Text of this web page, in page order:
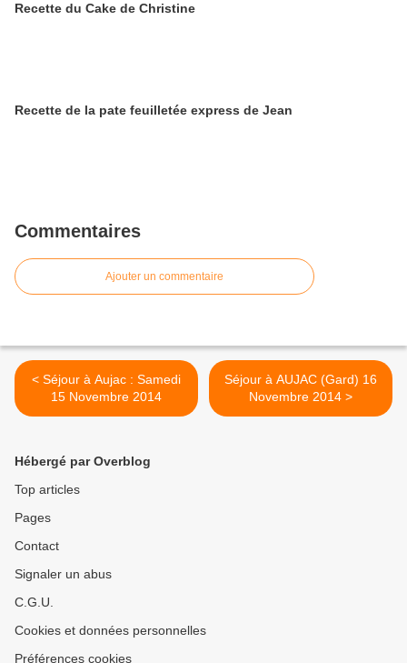
Recette du Cake de Christine
Recette de la pate feuilletée express de Jean
Commentaires
Ajouter un commentaire
< Séjour à Aujac : Samedi
15 Novembre 2014
Séjour à AUJAC (Gard) 16
Novembre 2014 >
Hébergé par Overblog
Top articles
Pages
Contact
Signaler un abus
C.G.U.
Cookies et données personnelles
Préférences cookies